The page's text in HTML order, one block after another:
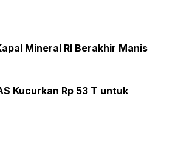
Mineral RI Berakhir Manis
Kucurkan Rp 53 T untuk